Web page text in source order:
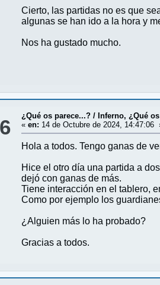
Cierto, las partidas no es que
algunas se han ido a la hora y
Nos ha gustado mucho.
¿Qué os parece...? / Inferno, ¿Qué
«en: 14 de Octubre de 2024, 14:47:06
Hola a todos. Tengo ganas de
Hice el otro día una partida a
dejó con ganas de más.
Tiene interacción en el tablero,
Como por ejemplo los
¿Alguien más lo ha probado?
Gracias a todos.